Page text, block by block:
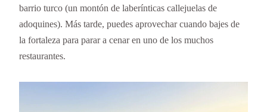
barrio turco (un montón de laberínticas callejuelas de
adoquines). Más tarde, puedes aprovechar cuando bajes de
la fortaleza para parar a cenar en uno de los muchos
restaurantes.